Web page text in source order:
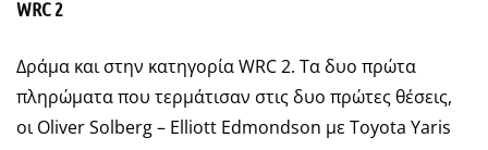
WRC 2
Δράμα και στην κατηγορία WRC 2. Τα δυο πρώτα
πληρώματα που τερμάτισαν στις δυο πρώτες θέσεις,
οι Oliver Solberg – Elliott Edmondson με Toyota Yaris